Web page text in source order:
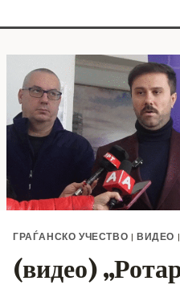
ГРАЃАНСКО УЧЕСТВО | ВИДЕО |
(видео)